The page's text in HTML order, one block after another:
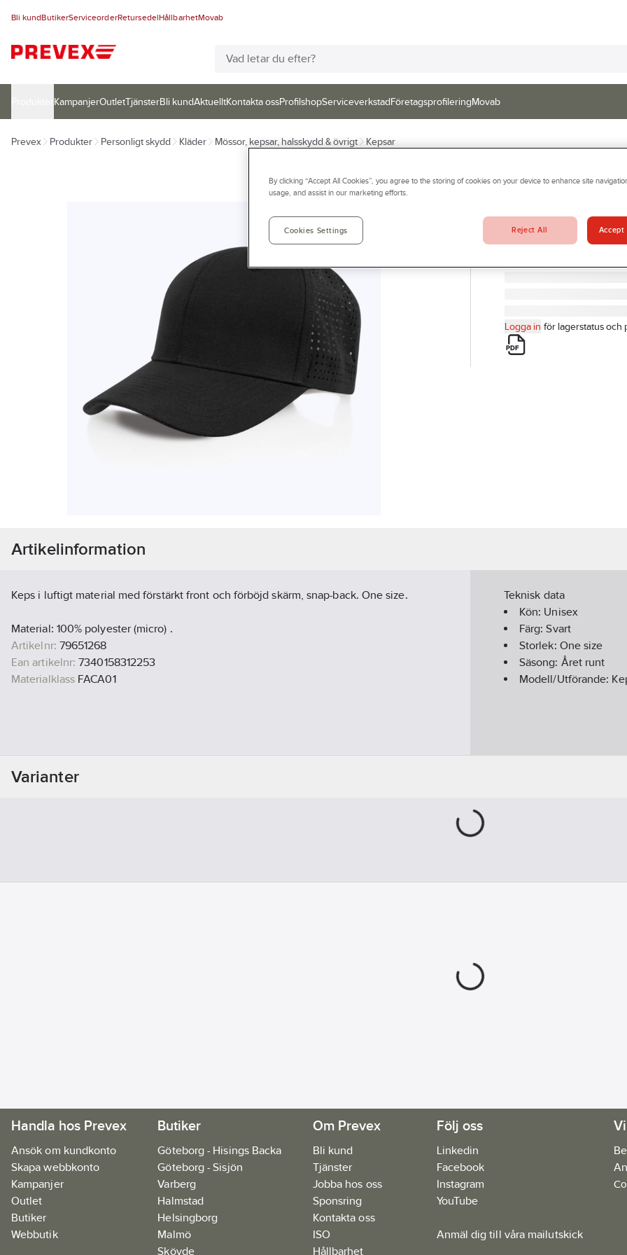
Bli kundButikerServiceorderRetursedelHållbarhetMovab
KampanjerOutletTjänsterBli kundAktuelltKontakta ossProfilshopServiceverkstadFöretagsprofileringMovab
Prevex Produkter Personligt skydd Kläder Mössor, kepsar, halsskydd & övrigt Kepsar
TRENDEAGLE
KEPS TRENDEAGLE 313
Artikelnr: 79651268
Logga in för lagerstatus och
Artikelinformation
Keps i luftigt material med förstärkt front och förböjd skärm, snap-back. One size.
Material: 100% polyester (micro) .
Artikelnr: 79651268
Ean artikelnr: 7340158312253
Materialklass FACA01
Teknisk data
Kön: Unisex
Färg:Svart
Storlek: One size
Säsong: Året runt
Modell/Utförande:
Varianter
Handla hos Prevex
Ansök om kundkonto
Skapa webbkonto
Kampanjer
Outlet
Butiker
Webbutik
Butiker
Göteborg - Hisings Backa
Göteborg - Sisjön
Varberg
Halmstad
Helsingborg
Malmö
Skövde
Om Prevex
Bli kund
Tjänster
Jobba hos oss
Sponsring
Kontakta oss
ISO
Hållbarhet
Följ oss
Linkedin
Facebook
Instagram
YouTube
Anmäl dig till våra mailutskick
By clicking “Accept All Cookies”, you agree to the storing of cookies on your device to enhance site
usage, and assist in our marketing efforts.
Cookies Settings Reject All Accept